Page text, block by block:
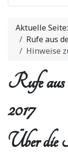
Aktuelle Seite:
Rufe aus
Hinweise
Rufe aus
2017
Über die